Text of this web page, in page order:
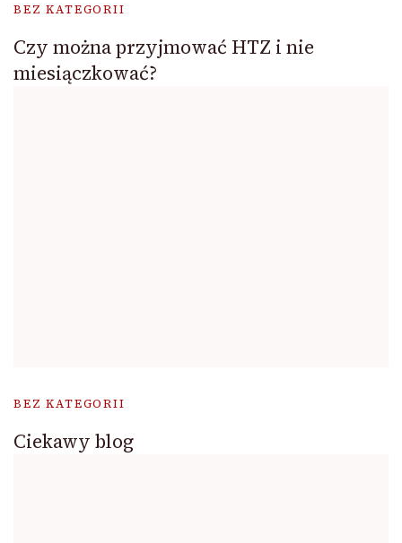
BEZ KATEGORII
Czy można przyjmować HTZ i nie
miesiączkować?
BEZ KATEGORII
Ciekawy blog